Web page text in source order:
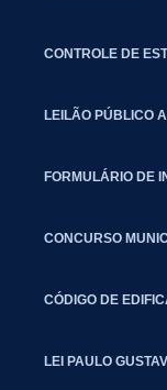
CONTROLE DE
LEILÃO PÚBLICO
FORMULÁRIO DE
CONCURSO
CÓDIGO DE
LEI PAULO